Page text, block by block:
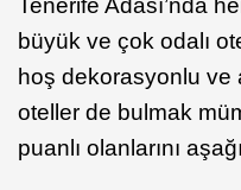
Tenerife Adası’nda
büyük ve çok odalı
hoş dekorasyonlu ve
oteller de bulmak
puanlı olanlarını